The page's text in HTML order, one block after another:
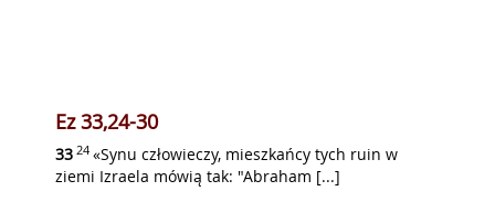
Ez 33,24-30
33 24 «Synu człowieczy, mieszkańcy tych ruin w
ziemi Izraela mówią tak: "Abraham [...]